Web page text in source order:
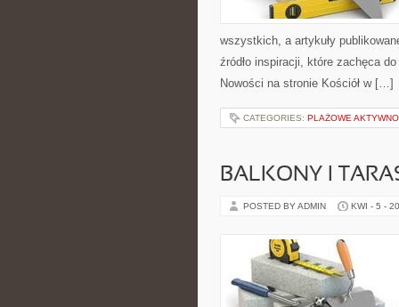
wszystkich, a artykuły
źródło inspiracji, które zachęca
Nowości na stronie Kościół w […]
CATEGORIES: PLAŻOWE
BALKONY I
POSTED BY ADMIN KWI - 5 -